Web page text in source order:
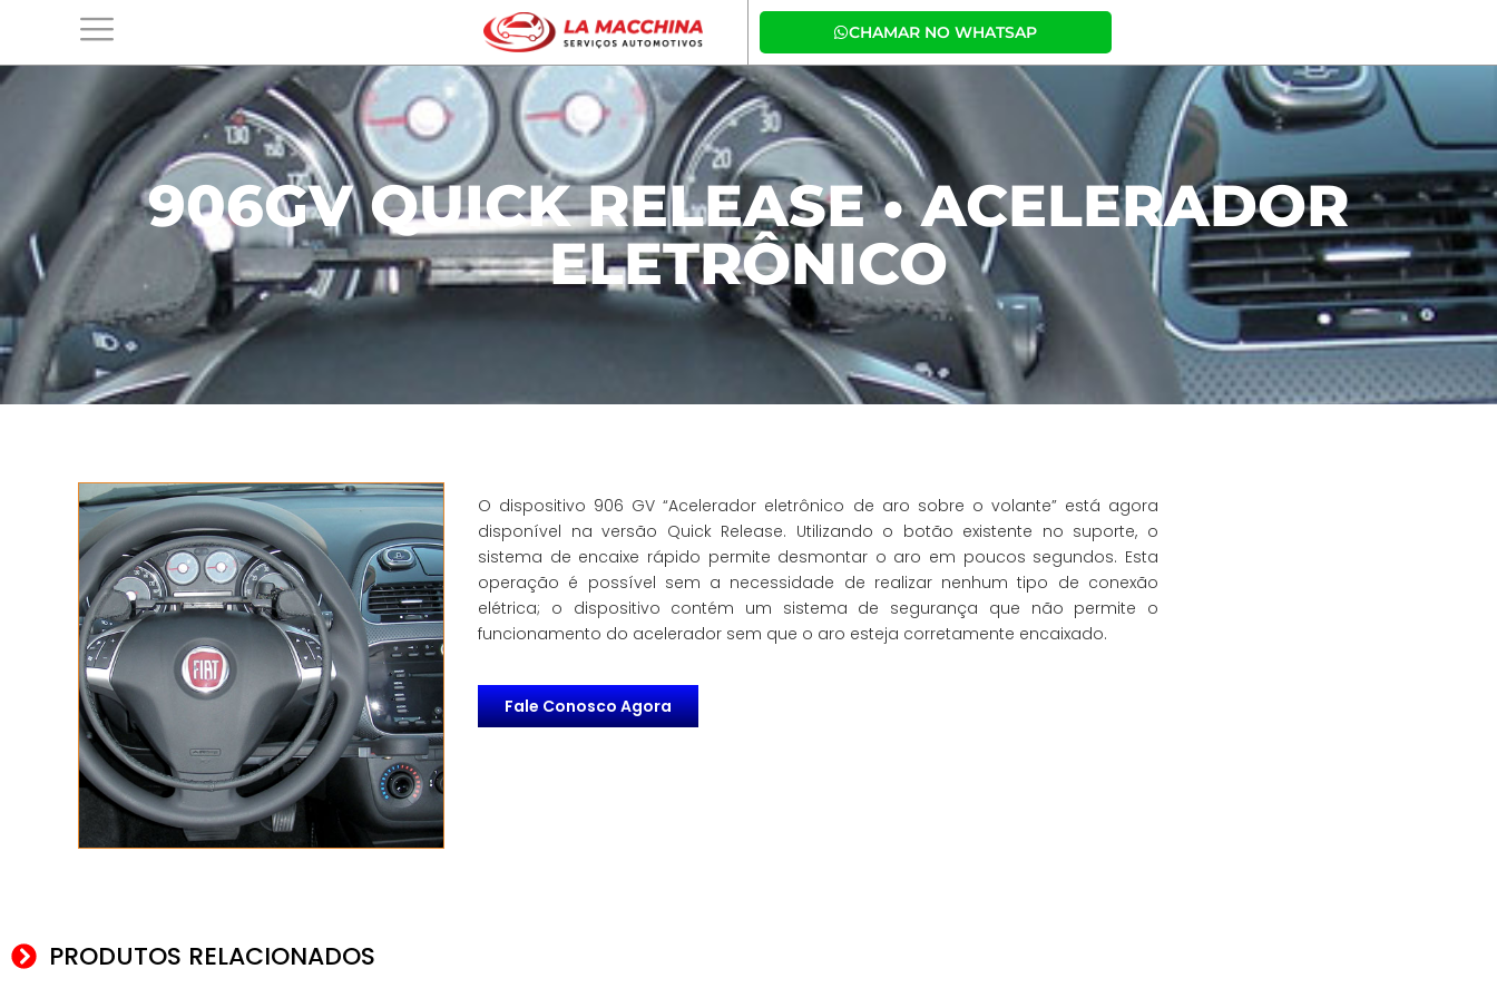
CHAMAR NO WHATSAP
906GV QUICK RELEASE • ACELERADOR
ELETRÔNICO
O dispositivo 906 GV “Acelerador eletrônico de aro sobre o volante” está agora
disponível na versão Quick Release. Utilizando o botão existente no suporte, o
sistema de encaixe rápido permite desmontar o aro em poucos segundos. Esta
operação é possível sem a necessidade de realizar nenhum tipo de conexão
elétrica; o dispositivo contém um sistema de segurança que não permite o
funcionamento do acelerador sem que o aro esteja corretamente encaixado.
Fale Conosco Agora
PRODUTOS RELACIONADOS